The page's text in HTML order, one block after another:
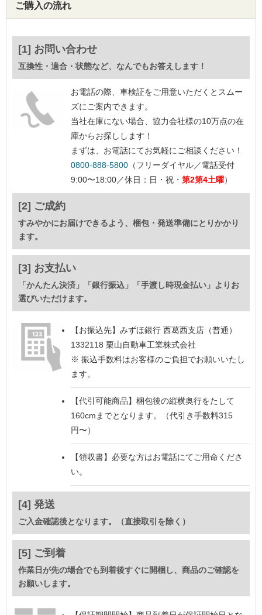
ご購入の流れ
[1] お問い合わせ
互換性・適合・状態など、なんでもお答えします！
お電話の際、車検証をご用意いただくとスムー
ズにご案内できます。
当社在庫にない場合、協力会社様の10万点の在
庫からお探しします！
まずは、お電話にてお気軽にご相談ください！
0800-888-5800 （フリーダイヤル／電話受付
9:00〜18:00／休日：日・祝・ 第2第4土曜）
[2] ご成約
すみやかにお届けできるよう、梱包・発送準備にとりかかり
ます。
[3] お支払い
「かんたん決済」「銀行振込」「手渡し時現金払い」よりお
選びいただけます。
【お振込先】 みずほ銀行 西葛西支店（普通）
1332118 栗山自動車工業株式会社
※ 振込手数料はお客様のご負担でお願いいたし
ます。
【代引可能商品】 梱包後の縦横奥行をたして
160cmまでとなります。（代引き手数料315
円〜）
【領収書】 必要な方はお電話にてご用命くださ
い。
[4] 発送
ご入金確認後となります。（直接取引を除く）
[5] ご到着
作業日が先の場合でも到着後すぐに開梱し、商品のご確認を
お願いします。